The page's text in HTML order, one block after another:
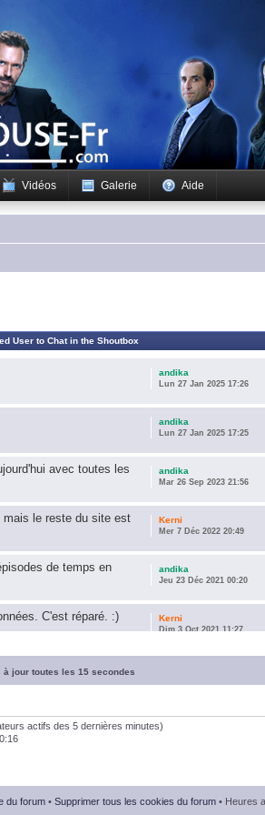
Vidéos Galerie Aide
User to Chat in the Shoutbox
andika
Lun 27 Jan 2025 17:26
andika
Lun 27 Jan 2025 17:25
avec toutes les
andika
Mar 26 Sep 2023 21:56
mais le reste du site est
Kerni
Mer 7 Déc 2022 20:49
de temps en
andika
Jeu 23 Déc 2021 00:20
C'est réparé. :) Kerni
Dim 3 Oct 2021 11:27
que 2020 !
saisons 6; 7 et 8 ! andika
Dim 26 Avr 2020 14:19
à jour toutes les 15 secondes
actifs des 5 dernières minutes)
du forum • Supprimer tous les cookies du forum • Heures